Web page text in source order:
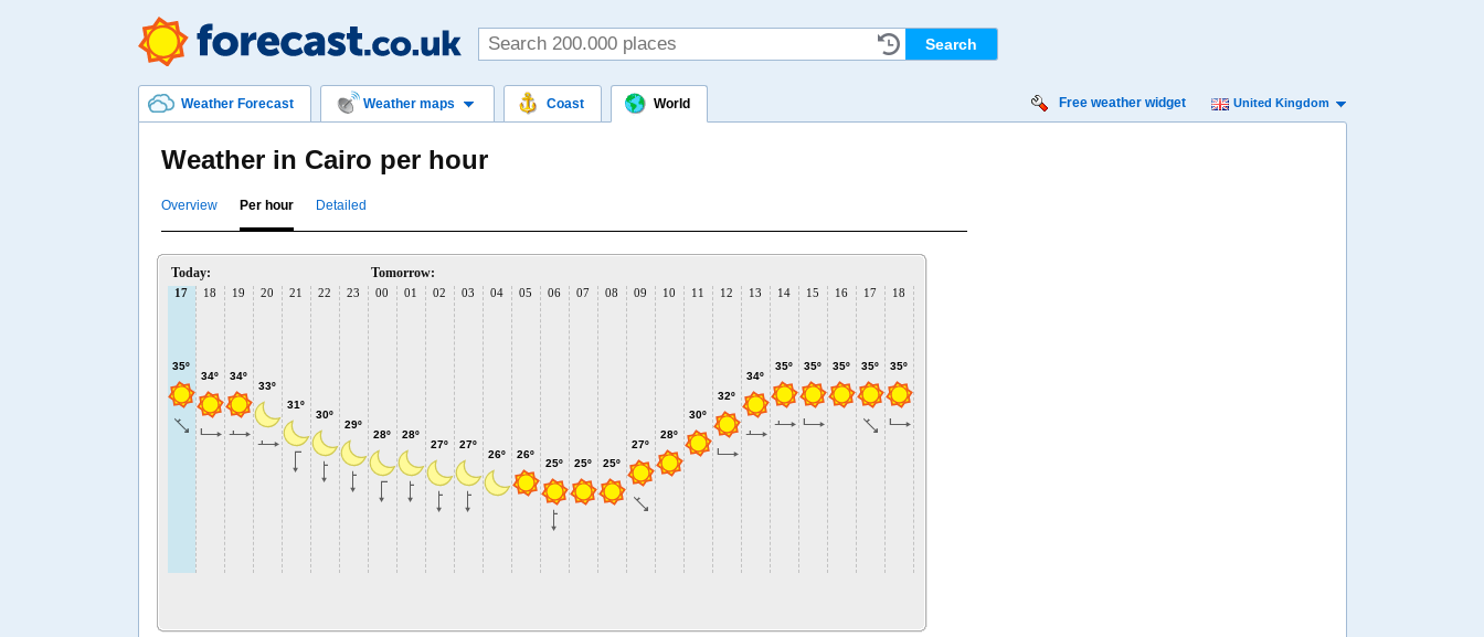
Weather Forecast Weather maps Coast World Free weather widget United Kingdom
Weather in Cairo per hour
Overview Per hour Detailed
Today:
17
35º
18
34º
19
34º
20
33º
21
31º
22
30º
23
29º
Tomorrow:
00
28º
01
28º
02
27º
03
27º
04
26º
05
26º
06
25º
07
25º
08
25º
09
27º
10
28º
11
30º
12
32º
13
34º
14
35º
15
35º
16
35º
17
35º
18
35º